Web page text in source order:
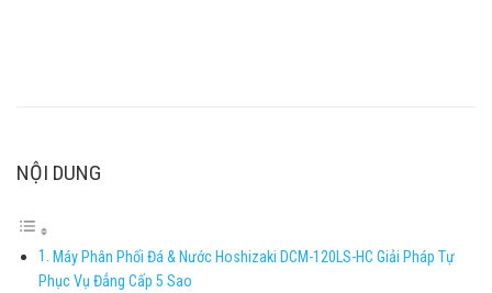
NỘI DUNG
Máy Phân Phối Đá & Nước Hoshizaki DCM-120LS-HC Giải Pháp Tự
Phục Vụ Đẳng Cấp 5 Sao